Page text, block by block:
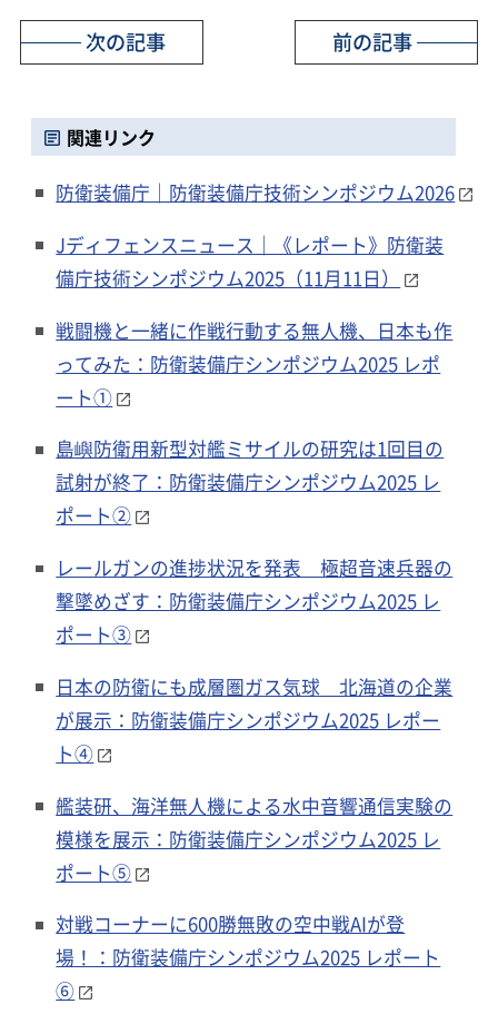
前の記事
次の記事
関連リンク
防衛装備庁｜防衛装備庁技術シンポジウム2026
Jディフェンスニュース｜《レポート》防衛装
備庁技術シンポジウム2025（11月11日）
戦闘機と一緒に作戦行動する無人機、日本も作
ってみた：防衛装備庁シンポジウム2025 レポ
ート①
島嶼防衛用新型対艦ミサイルの研究は1回目の
試射が終了：防衛装備庁シンポジウム2025 レ
ポート②
レールガンの進捗状況を発表 極超音速兵器の
撃墜めざす：防衛装備庁シンポジウム2025 レ
ポート③
日本の防衛にも成層圏ガス気球 北海道の企業
が展示：防衛装備庁シンポジウム2025 レポー
ト④
艦装研、海洋無人機による水中音響通信実験の
模様を展示：防衛装備庁シンポジウム2025 レ
ポート⑤
対戦コーナーに600勝無敗の空中戦AIが登
場！：防衛装備庁シンポジウム2025 レポート
⑥